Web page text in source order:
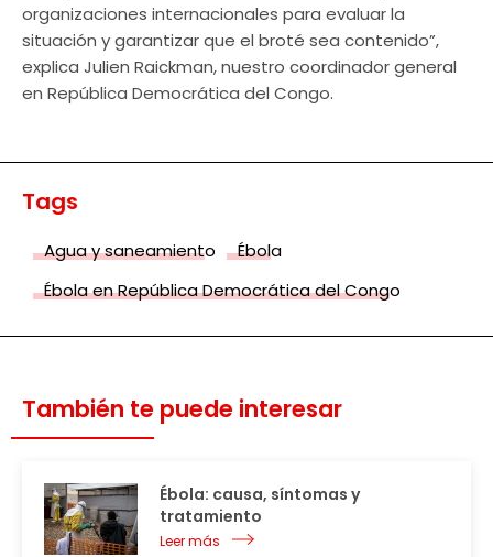
organizaciones internacionales para evaluar la
situación y garantizar que el broté sea contenido”,
explica Julien Raickman, nuestro coordinador general
en República Democrática del Congo.
Tags
Agua y saneamiento
Ébola
Ébola en República Democrática del Congo
También te puede interesar
Ébola: causa, síntomas y
tratamiento
Leer más